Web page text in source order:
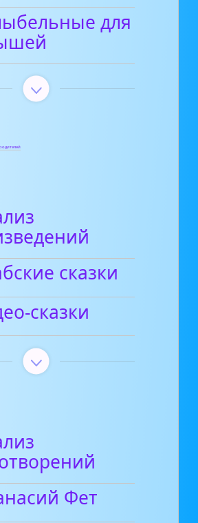
для
сказки
сказки
Фет